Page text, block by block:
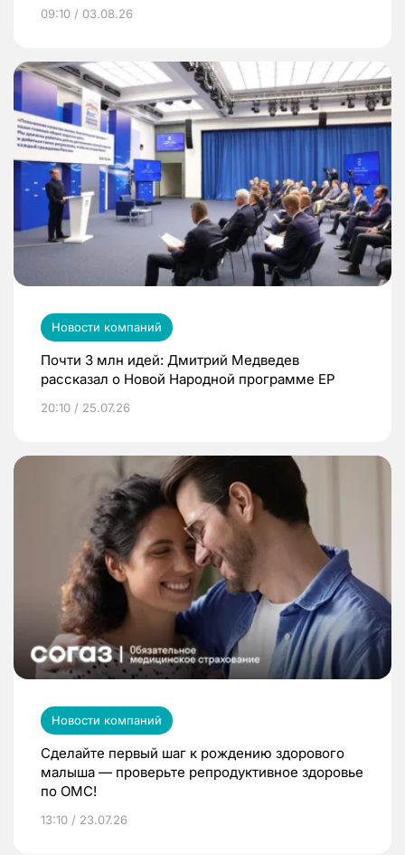
09:10 / 03.08.26
Новости компаний
Почти 3 млн идей: Дмитрий Медведев
рассказал о Новой Народной программе ЕР
20:10 / 25.07.26
Новости компаний
Сделайте первый шаг к рождению здорового
малыша — проверьте репродуктивное здоровье
по ОМС!
13:10 / 23.07.26